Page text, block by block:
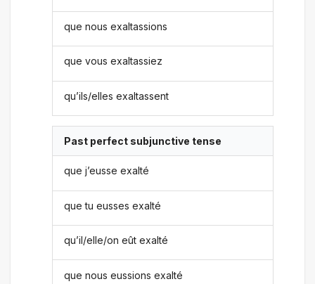
que nous exaltassions
que vous exaltassiez
qu’ils/elles exaltassent
Past perfect subjunctive tense
que j’eusse exalté
que tu eusses exalté
qu’il/elle/on eût exalté
que nous eussions exalté